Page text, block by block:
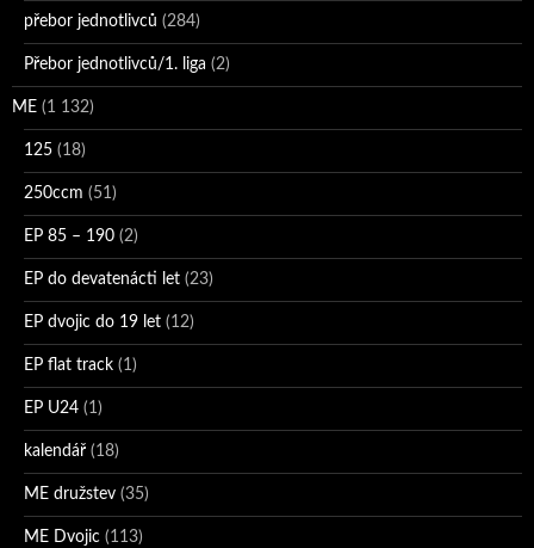
přebor jednotlivců (284)
Přebor jednotlivců/1. liga (2)
ME (1 132)
125 (18)
250ccm (51)
EP 85 – 190 (2)
EP do devatenácti let (23)
EP dvojic do 19 let (12)
EP flat track (1)
EP U24 (1)
kalendář (18)
ME družstev (35)
ME Dvojic (113)